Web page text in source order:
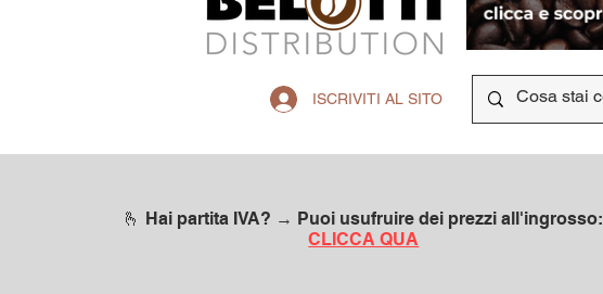
ISCRIVITI AL SITO
🫰 Hai partita IVA? → Puoi usufruire dei prezzi all'ingrosso:
CLICCA QUA